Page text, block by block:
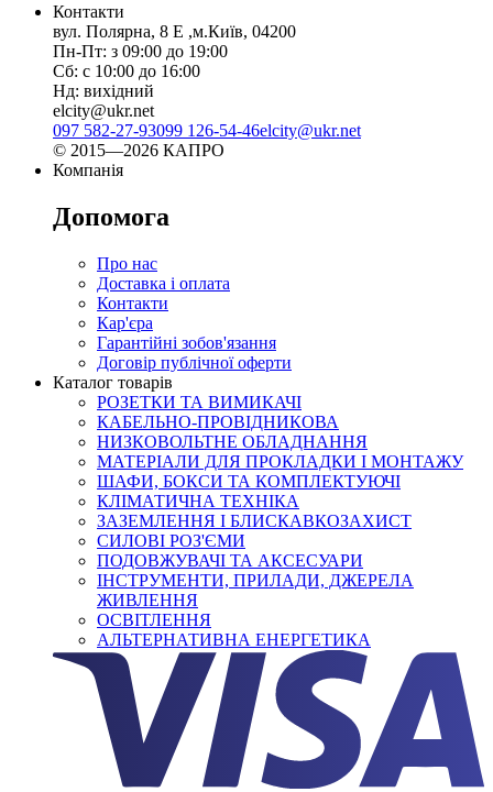
Контакти
вул. Полярна, 8 Е ,м.Київ, 04200
Пн-Пт: з 09:00 до 19:00
Сб: с 10:00 до 16:00
Нд: вихідний
elcity@ukr.net
097 582-27-93099 126-54-46elcity@ukr.net
© 2015—2026 КАПРО
Компанія
Допомога
Про нас
Доставка і оплата
Контакти
Кар'єра
Гарантійні зобов'язання
Договір публічної оферти
Каталог товарів
РОЗЕТКИ ТА ВИМИКАЧІ
КАБЕЛЬНО-ПРОВІДНИКОВА
НИЗКОВОЛЬТНЕ ОБЛАДНАННЯ
МАТЕРІАЛИ ДЛЯ ПРОКЛАДКИ І МОНТАЖУ
ШАФИ, БОКСИ ТА КОМПЛЕКТУЮЧІ
КЛІМАТИЧНА ТЕХНІКА
ЗАЗЕМЛЕННЯ І БЛИСКАВКОЗАХИСТ
СИЛОВІ РОЗ'ЄМИ
ПОДОВЖУВАЧІ ТА АКСЕСУАРИ
ІНСТРУМЕНТИ, ПРИЛАДИ, ДЖЕРЕЛА
ЖИВЛЕННЯ
ОСВІТЛЕННЯ
АЛЬТЕРНАТИВНА ЕНЕРГЕТИКА